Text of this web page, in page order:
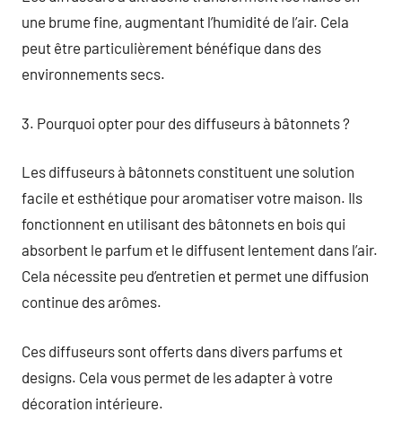
une brume fine, augmentant l’humidité de l’air. Cela
peut être particulièrement bénéfique dans des
environnements secs.
3. Pourquoi opter pour des diffuseurs à bâtonnets ?
Les diffuseurs à bâtonnets constituent une solution
facile et esthétique pour aromatiser votre maison. Ils
fonctionnent en utilisant des bâtonnets en bois qui
absorbent le parfum et le diffusent lentement dans l’air.
Cela nécessite peu d’entretien et permet une diffusion
continue des arômes.
Ces diffuseurs sont offerts dans divers parfums et
designs. Cela vous permet de les adapter à votre
décoration intérieure.